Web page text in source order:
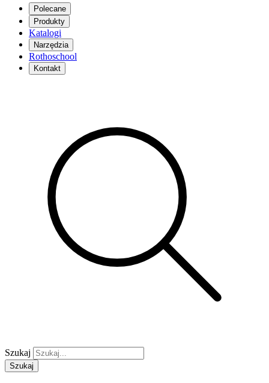
Polecane
Produkty
Katalogi
Narzędzia
Rothoschool
Kontakt
Szukaj
Szukaj